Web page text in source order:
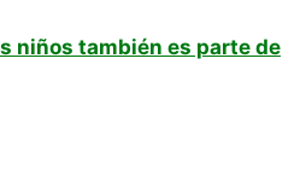
niños también es parte de